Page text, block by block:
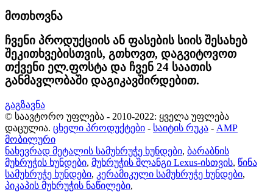
მოთხოვნა
ჩვენი პროდუქციის ან ფასების სიის შესახებ
შეკითხვებისთვის, გთხოვთ, დაგვიტოვოთ
თქვენი ელ.ფოსტა და ჩვენ 24 საათის
განმავლობაში დაგიკავშირდებით.
გაგზავნა
© საავტორო უფლება - 2010-2022: ყველა უფლება
დაცულია. ცხელი პროდუქტები - საიტის რუკა - AMP
მობილური
ნახევრად მეტალის სამუხრუჭე ხუნდები, ბარაბნის
მუხრუჭის ხუნდები, მუხრუჭის შლანგი Lexus-ისთვის, წინა
სამუხრუჭე ხუნდები, კერამიკული სამუხრუჭე ხუნდები,
პიკაპის მუხრუჭის ნაწილები,